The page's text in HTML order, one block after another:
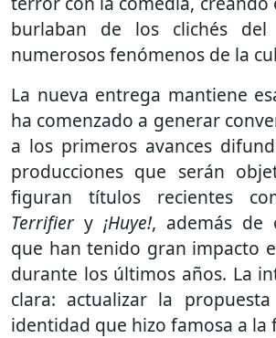
burlaban de los clichés
numerosos fenómenos de la
La nueva entrega mantiene
ha comenzado a generar
a los primeros avances
producciones que serán
figuran títulos recientes
Terrifiery ¡Huye!, además de
que han tenido gran impacto
durante los últimos años. La
clara: actualizar la
identidad que hizo famosa a la